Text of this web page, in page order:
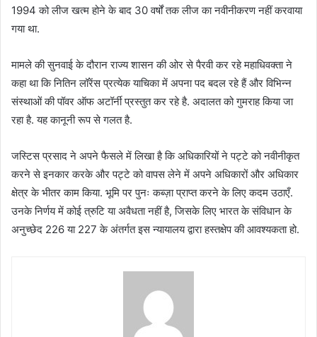
1994 को लीज खत्म होने के बाद 30 वर्षों तक लीज का नवीनीकरण नहीं करवाया
गया था.
मामले की सुनवाई के दौरान राज्य शासन की ओर से पैरवी कर रहे महाधिवक्ता ने
कहा था कि नितिन लॉरेंस प्रत्येक याचिका में अपना पद बदल रहे हैं और विभिन्न
संस्थाओं की पॉवर ऑफ अटॉर्नी प्रस्तुत कर रहे है. अदालत को गुमराह किया जा
रहा है. यह कानूनी रूप से गलत है.
जस्टिस प्रसाद ने अपने फैसले में लिखा है कि अधिकारियों ने पट्टे को नवीनीकृत
करने से इनकार करके और पट्टे को वापस लेने में अपने अधिकारों और अधिकार
क्षेत्र के भीतर काम किया. भूमि पर पुनः कब्ज़ा प्राप्त करने के लिए कदम उठाएँ.
उनके निर्णय में कोई त्रुटि या अवैधता नहीं है, जिसके लिए भारत के संविधान के
अनुच्छेद 226 या 227 के अंतर्गत इस न्यायालय द्वारा हस्तक्षेप की आवश्यकता हो.